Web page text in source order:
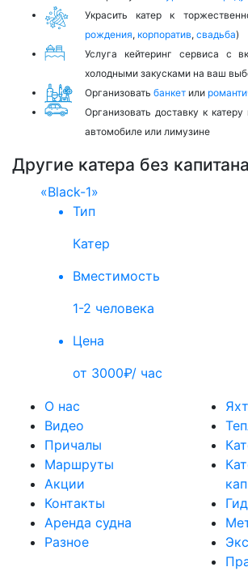
Украсить катер к
рождения, корпоратив, свадьба)
Услуга кейтеринг сервиса с
холодными закусками на ваш
Организовать банкет или
Организовать доставку к
автомобиле или лимузине
Другие катера без капитана
«Black-1»
Тип
Катер
Вместимость
1-2 человека
Цена
от 3000₽/ час
О нас
Видео
Причалы
Маршруты
Акции
Контакты
Аренда судна
Разное